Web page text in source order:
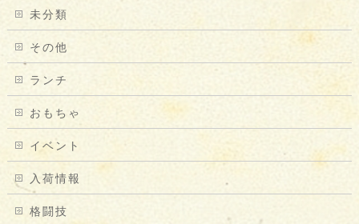
未分類
その他
ランチ
おもちゃ
イベント
入荷情報
格闘技